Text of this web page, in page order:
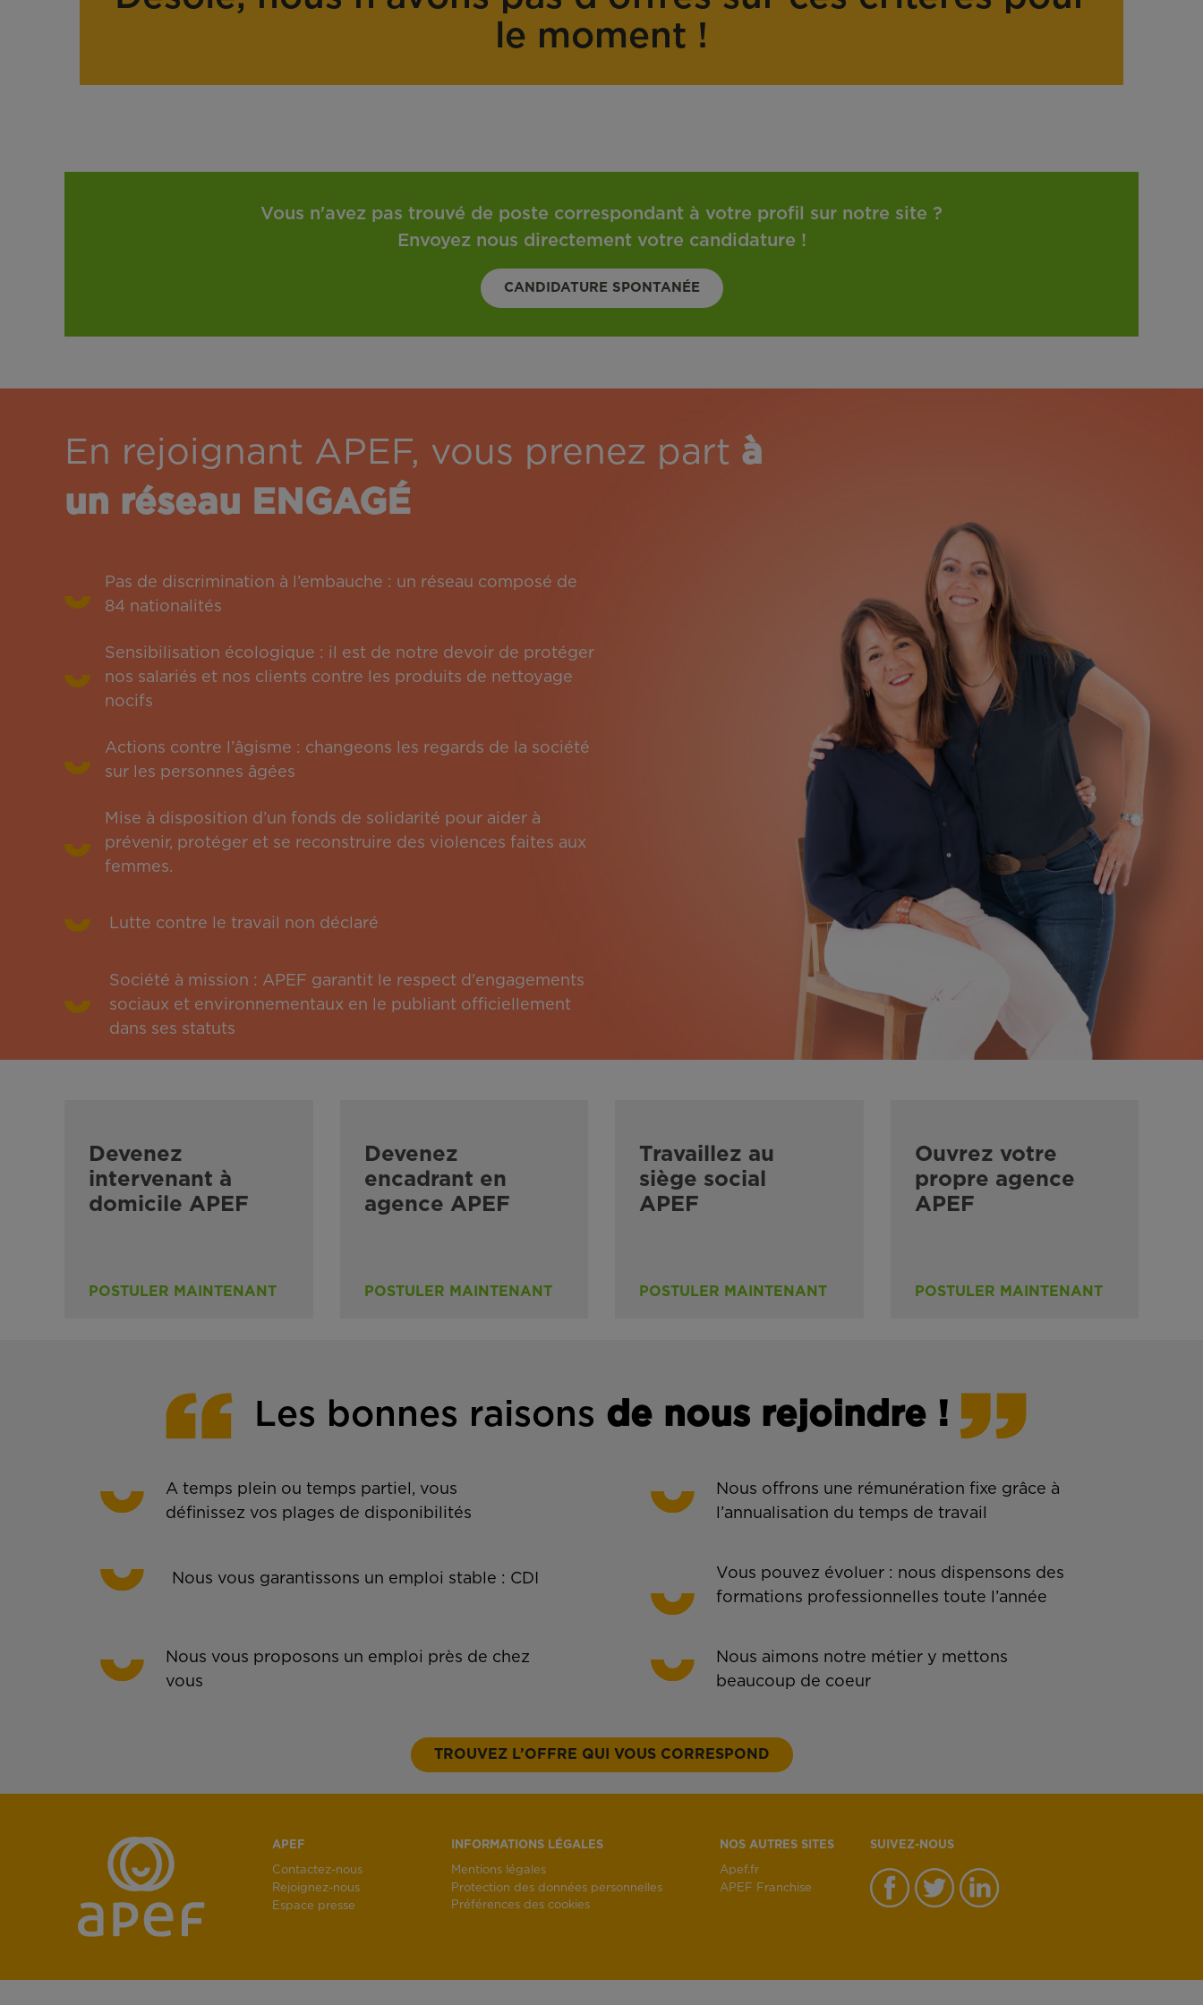
r
le moment !
Vous n'avez pas trouvé de poste correspondant à votre profil sur notre site ?
Envoyez nous directement votre candidature !
CANDIDATURE SPONTANÉE
En rejoignant APEF, vous prenez part à
un réseau ENGAGÉ
Pas de discrimination à l’embauche : un réseau composé de
84 nationalités
Sensibilisation écologique : il est de notre devoir de protéger
nos salariés et nos clients contre les produits de nettoyage
nocifs
Actions contre l’âgisme : changeons les regards de la société
sur les personnes âgées
Mise à disposition d’un fonds de solidarité pour aider à
prévenir, protéger et se reconstruire des violences faites aux
femmes.
Lutte contre le travail non déclaré
Société à mission : APEF garantit le respect d'engagements
sociaux et environnementaux en le publiant officiellement
dans ses statuts
Devenez
intervenant à
domicile APEF
POSTULER MAINTENANT
Devenez
encadrant en
agence APEF
POSTULER MAINTENANT
Travaillez au
siège social
APEF
POSTULER MAINTENANT
Ouvrez votre
propre agence
APEF
POSTULER MAINTENANT
Les bonnes raisons de nous rejoindre !
A temps plein ou temps partiel, vous
définissez vos plages de disponibilités
Nous offrons une rémunération fixe grâce à
l’annualisation du temps de travail
Nous vous garantissons un emploi stable : CDI
Vous pouvez évoluer : nous dispensons des
formations professionnelles toute l’année
Nous vous proposons un emploi près de chez
vous
Nous aimons notre métier y mettons
beaucoup de coeur
TROUVEZ L’OFFRE QUI VOUS CORRESPOND
APEF
Contactez-nous
Rejoignez-nous
Espace presse
INFORMATIONS LÉGALES
Mentions légales
Protection des données personnelles
Préférences des cookies
NOS AUTRES SITES
Apef.fr
APEF Franchise
SUIVEZ-NOUS